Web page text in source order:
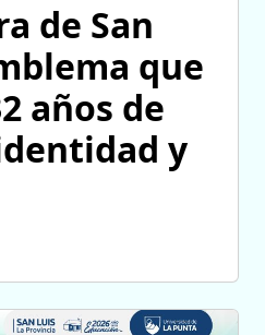
de San
que
años de
y